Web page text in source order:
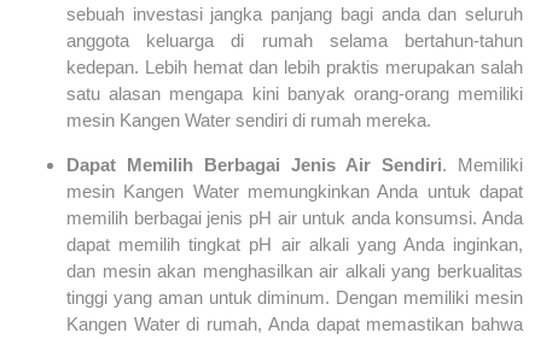
sebuah investasi jangka panjang bagi anda dan seluruh
anggota keluarga di rumah selama bertahun-tahun
kedepan. Lebih hemat dan lebih praktis merupakan salah
satu alasan mengapa kini banyak orang-orang memiliki
mesin Kangen Water sendiri di rumah mereka.
Dapat Memilih Berbagai Jenis Air Sendiri. Memiliki
mesin Kangen Water memungkinkan Anda untuk dapat
memilih berbagai jenis pH air untuk anda konsumsi. Anda
dapat memilih tingkat pH air alkali yang Anda inginkan,
dan mesin akan menghasilkan air alkali yang berkualitas
tinggi yang aman untuk diminum. Dengan memiliki mesin
Kangen Water di rumah, Anda dapat memastikan bahwa